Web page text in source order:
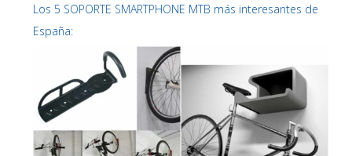
Los 5 SOPORTE SMARTPHONE MTB más interesantes de
España: